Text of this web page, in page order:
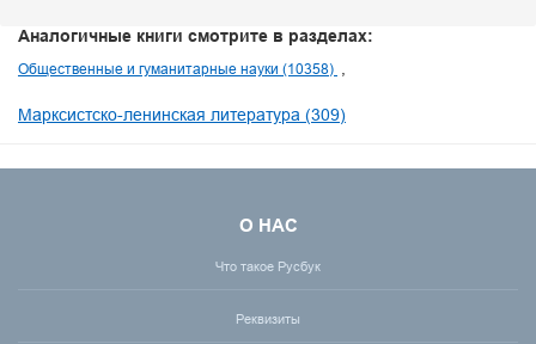
Аналогичные книги смотрите в разделах:
Общественные и гуманитарные науки (10358)
Марксистско-ленинская литература (309)
О НАС
Что такое Русбук
Реквизиты